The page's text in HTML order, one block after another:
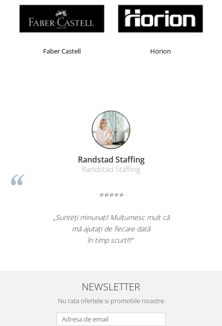
Table magnetice (whiteboard-uri)
Electronice si accesorii tech
Gadgeturi mobile
Securitate digitala
Incarcatoare cu fir si auto
Ceasuri smart - Smartwatch
Baterii externe - Powerbanks
Accesorii localizare (FindMy)
Cartuse, tonere, consumabile PC
Suporturi si huse telefoane &
Tehnica si mobilier pentru birou
Faber Castell Horion
Randstad Staffing
Randstad Staffing
⭐⭐⭐⭐⭐
„Sunteți minunați! Mulțumesc mult că
mă ajutați de fiecare dată
în timp scurt!!!”
NEWSLETTER
Nu rata ofertele si promotiile noastre